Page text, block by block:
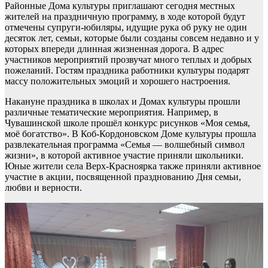
Районные Дома культуры приглашают сегодня местных
жителей на праздничную программу, в ходе которой будут
отмечены супруги-юбиляры, идущие рука об руку не один
десяток лет, семьи, которые были созданы совсем недавно и у
которых впереди длинная жизненная дорога. В адрес
участников мероприятий прозвучат много теплых и добрых
пожеланий. Гостям праздника работники культуры подарят
массу положительных эмоций и хорошего настроения.
Накануне праздника в школах и Домах культуры прошли
различные тематические мероприятия. Например, в
Чувашинской школе прошёл конкурс рисунков «Моя семья,
моё богатство». В Коб-Кордоновском Доме культуры прошла
развлекательная программа «Семья — волшебный символ
жизни», в которой активное участие приняли школьники.
Юные жители села Верх-Красноярка также приняли активное
участие в акции, посвященной празднованию Дня семьи,
любви и верности.